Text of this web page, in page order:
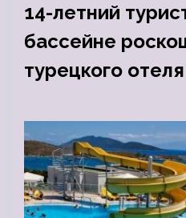
14-летний
бассейне
турецкого отеля